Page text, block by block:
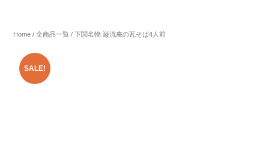
Home /全商品一覧 / 下関名物 巌流庵の瓦そば4人前
SALE!